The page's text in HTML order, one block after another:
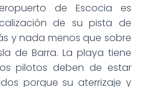
de Escocia es
de su pista de
y nada menos que sobre
de Barra. La playa tiene
pilotos deben de estar
porque su aterrizaje y